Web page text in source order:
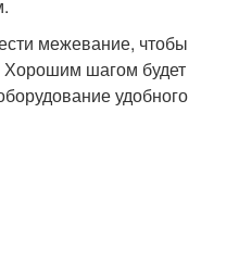
межевание, чтобы
Хорошим шагом будет
удобного